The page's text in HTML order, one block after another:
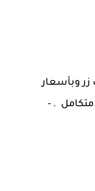
وبأسعار
. -